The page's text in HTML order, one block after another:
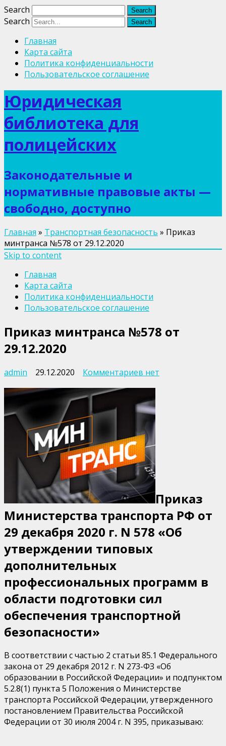
Search
Search
Главная
Карта сайта
Политика конфиденциальности
Пользовательское соглашение
Юридическая
библиотека для
полицейских
Законодательные и
нормативные правовые акты —
свободно, доступно
Главная » Транспортная безопасность » Приказ
минтранса №578 от 29.12.2020
Skip to content
Главная
Карта сайта
Политика конфиденциальности
Пользовательское соглашение
Приказ минтранса №578 от
29.12.2020
admin 29.12.2020 Комментариев к
минтранса
№578
от
29.12.2020
нет
Приказ
Министерства транспорта РФ от
29 декабря 2020 г. N 578 «Об
утверждении типовых
дополнительных
профессиональных программ в
области подготовки сил
обеспечения транспортной
безопасности»
В соответствии с частью 2 статьи 85.1 Федерального
закона от 29 декабря 2012 г. N 273-ФЗ «Об
образовании в Российской Федерации» и подпунктом
5.2.8(1) пункта 5 Положения о Министерстве
транспорта Российской Федерации, утвержденного
постановлением Правительства Российской
Федерации от 30 июля 2004 г. N 395, приказываю: